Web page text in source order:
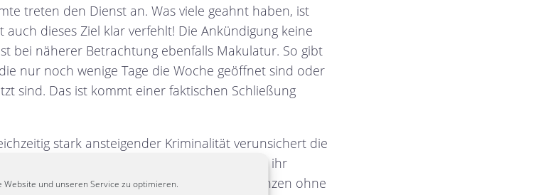
und unseren Service zu optimieren.
treten den Dienst an. Was viele geahnt haben, ist
dieses Ziel klar verfehlt! Die Ankündigung keine
bei näherer Betrachtung ebenfalls Makulatur. So gibt
nur noch wenige Tage die Woche geöffnet sind oder
sind. Das ist kommt einer faktischen Schließung
stark ansteigender Kriminalität verunsichert die
in ihren Dörfern Patrouille und verteidigen ihr
nicht mehr wahrnimmt. Offene Grenzen ohne